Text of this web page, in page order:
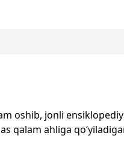
oshib, jonli
ahliga